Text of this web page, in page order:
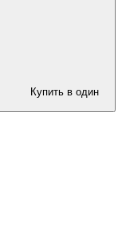
Купить в один